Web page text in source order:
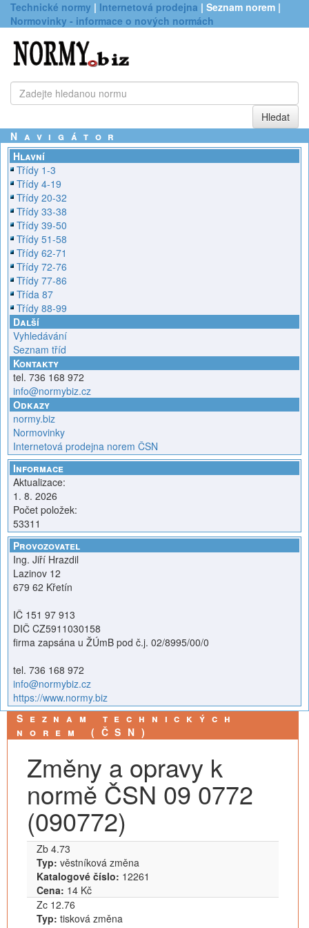
Technické normy | Internetová prodejna | Seznam norem |
Normovinky - informace o nových normách
Navigátor
Hlavní
Třídy 1-3
Třídy 4-19
Třídy 20-32
Třídy 33-38
Třídy 39-50
Třídy 51-58
Třídy 62-71
Třídy 72-76
Třídy 77-86
Třída 87
Třídy 88-99
Další
Vyhledávání
Seznam tříd
Kontakty
tel. 736 168 972
info@normybiz.cz
Odkazy
normy.biz
Normovinky
Internetová prodejna norem ČSN
Informace
Aktualizace:
1. 8. 2026
Počet položek:
53311
Provozovatel
Ing. Jiří Hrazdil
Lazinov 12
679 62 Křetín
IČ 151 97 913
DIČ CZ5911030158
firma zapsána u ŽÚmB pod č.j. 02/8995/00/0
tel. 736 168 972
info@normybiz.cz
https://www.normy.biz
Seznam technických
norem (ČSN)
Změny a opravy k
normě ČSN 09 0772
(090772)
Zb 4.73
Typ: věstníková změna
Katalogové číslo: 12261
Cena: 14 Kč
Zc 12.76
Typ: tisková změna